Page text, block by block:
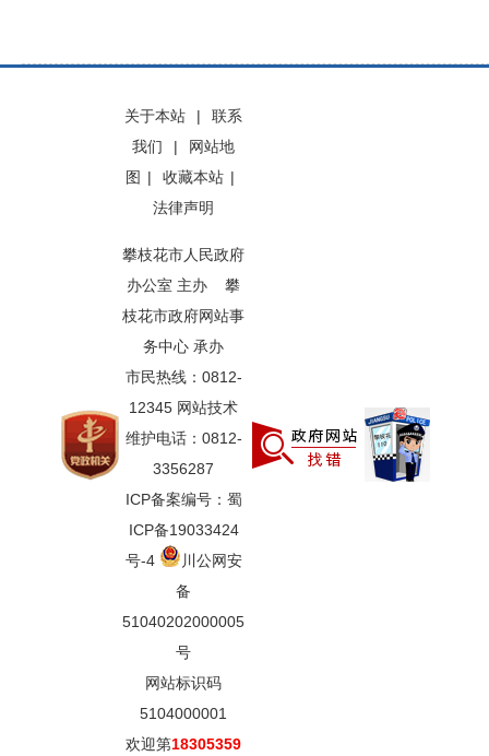
关于本站 |
联系
我们
|
网站地
图 | 收藏本站 |
法律声明
攀枝花市人民政府
办公室 主办 攀
枝花市政府网站事
务中心 承办
市民热线：0812-
12345 网站技术
维护电话：0812-
3356287
ICP备案编号：蜀
ICP备19033424
号-4
川公网安
备
51040202000005
号
网站标识码
5104000001
欢迎第18305359